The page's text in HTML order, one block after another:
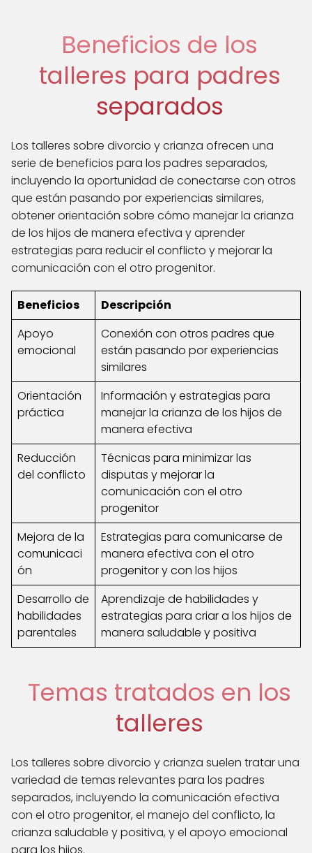
Beneficios de los
talleres para padres
separados
Los talleres sobre divorcio y crianza ofrecen una
serie de beneficios para los padres separados,
incluyendo la oportunidad de conectarse con otros
que están pasando por experiencias similares,
obtener orientación sobre cómo manejar la crianza
de los hijos de manera efectiva y aprender
estrategias para reducir el conflicto y mejorar la
comunicación con el otro progenitor.
Beneficios
Descripción
Apoyo
emocional
Conexión con otros padres que
están pasando por experiencias
similares
Orientación
práctica
Información y estrategias para
manejar la crianza de los hijos de
manera efectiva
Reducción
del conflicto
Técnicas para minimizar las
disputas y mejorar la
comunicación con el otro
progenitor
Mejora de la
comunicaci
ón
Estrategias para comunicarse de
manera efectiva con el otro
progenitor y con los hijos
Desarrollo de
habilidades
parentales
Aprendizaje de habilidades y
estrategias para criar a los hijos de
manera saludable y positiva
Temas tratados en los
talleres
Los talleres sobre divorcio y crianza suelen tratar una
variedad de temas relevantes para los padres
separados, incluyendo la comunicación efectiva
con el otro progenitor, el manejo del conflicto, la
crianza saludable y positiva, y el apoyo emocional
para los hijos.